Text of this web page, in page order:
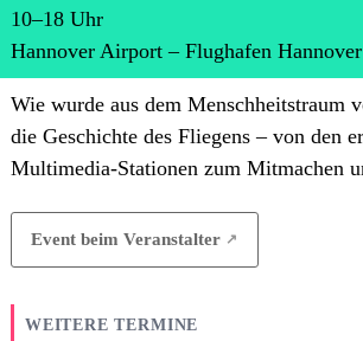
10–18 Uhr
Hannover Airport – Flughafen
Wie wurde aus dem Menschheitstraum
die Geschichte des Fliegens – von den
Multimedia-Stationen zum Mitmachen
Event beim Veranstalter
WEITERE TERMINE